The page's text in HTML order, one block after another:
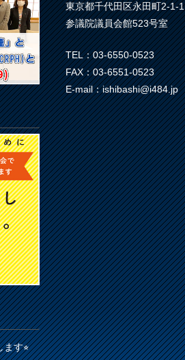
す⭐︎
東京都千代田区永田町2-1-1
参議院議員会館523号室
TEL：03-6550-0523
FAX：03-6551-0523
E-mail：ishibashi@i484.jp